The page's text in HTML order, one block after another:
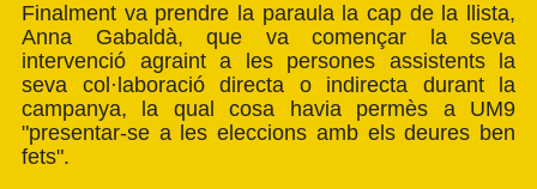
Finalment va prendre la paraula la cap de la llista,
Anna Gabaldà, que va començar la seva
intervenció agraint a les persones assistents la
seva col·laboració directa o indirecta durant la
campanya, la qual cosa havia permès a UM9
"presentar-se a les eleccions amb els deures ben
fets".